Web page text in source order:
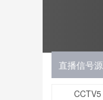
直播信号源
CCTV5